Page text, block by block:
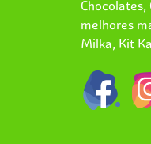
melhores
Milka, Kit